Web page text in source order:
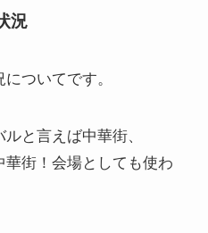
況
についてです。
と言えば中華街、
街！会場としても使わ